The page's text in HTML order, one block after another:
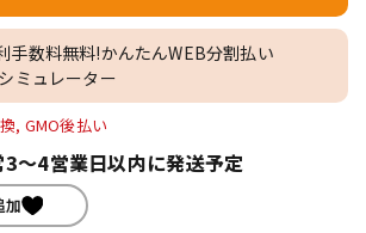
手数料無料!かんたんWEB分割払い
ミュレーター
, GMO後払い
～4営業日以内に発送予定
加